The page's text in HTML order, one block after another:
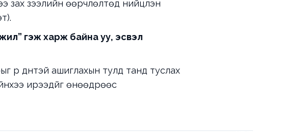
зах зээлийн өөрчлөлтөд нийцүүлэн
гэж харж байна уу, эсвэл
үр дүнтэй ашиглахын тулд танд туслах
ирээдүйг өнөөдрөөс